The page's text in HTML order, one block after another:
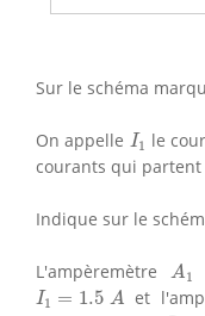
Sur le schéma
On appelle I1
I1 le
courants qui
Indique sur le
L'ampèremètreA1
A
I1 = 1.5 A
I1 1.5 A et